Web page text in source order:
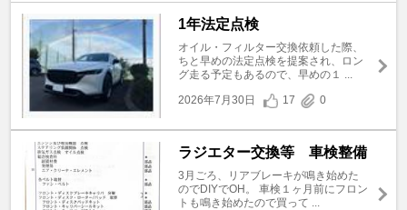
1年法定点検
オイル・フィルター交換依頼した際、
ちと早めの法定点検を提案され、ロン
グ走る予定もあるので、早めの１ ...
2026年7月30日
17 0
ラジエター交換等 車検整備
3月ごろ、リアブレーキが鳴き始めた
のでDIYでOH。 車検１ヶ月前にフロン
トも鳴き始めたので買って ...